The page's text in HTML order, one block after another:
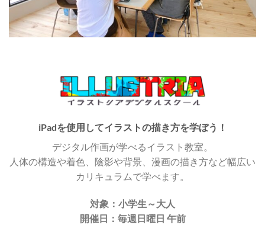
iPadを使用してイラストの描き方を学ぼう！
デジタル作画が学べるイラスト教室。
人体の構造や着色、陰影や背景、漫画の描き方など幅広い
カリキュラムで学べます。
対象：小学生～大人
開催日：毎週日曜日 午前